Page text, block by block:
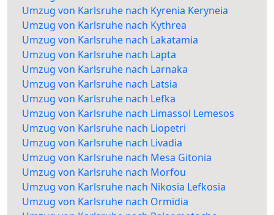
Umzug von Karlsruhe nach Kyrenia Keryneia
Umzug von Karlsruhe nach Kythrea
Umzug von Karlsruhe nach Lakatamia
Umzug von Karlsruhe nach Lapta
Umzug von Karlsruhe nach Larnaka
Umzug von Karlsruhe nach Latsia
Umzug von Karlsruhe nach Lefka
Umzug von Karlsruhe nach Limassol Lemesos
Umzug von Karlsruhe nach Liopetri
Umzug von Karlsruhe nach Livadia
Umzug von Karlsruhe nach Mesa Gitonia
Umzug von Karlsruhe nach Morfou
Umzug von Karlsruhe nach Nikosia Lefkosia
Umzug von Karlsruhe nach Ormidia